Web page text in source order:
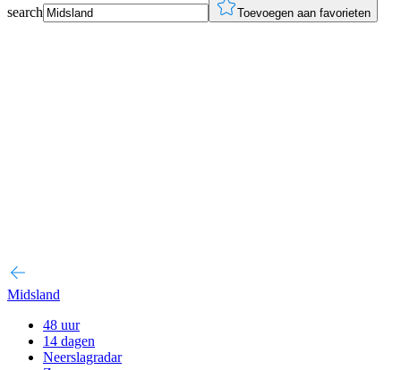
search Toevoegen aan favorieten
Midsland
48 uur
14 dagen
Neerslagradar